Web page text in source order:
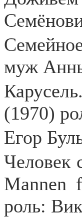
муж
(1970)
Егор
Человек
Mannen
роль: